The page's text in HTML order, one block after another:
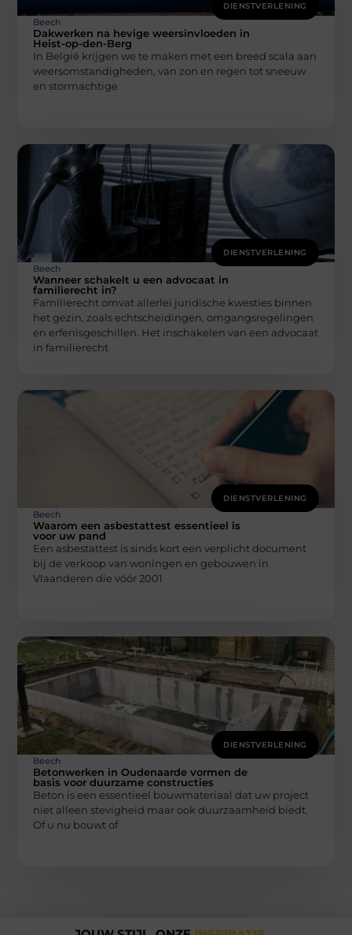
DIENSTVERLENING
Beech
Dakwerken na hevige weersinvloeden in
Heist-op-den-Berg
In België krijgen we te maken met een breed scala aan
weersomstandigheden, van zon en regen tot sneeuw
en stormachtige
DIENSTVERLENING
Beech
Wanneer schakelt u een advocaat in
familierecht in?
Familierecht omvat allerlei juridische kwesties binnen
het gezin, zoals echtscheidingen, omgangsregelingen
en erfenisgeschillen. Het inschakelen van een advocaat
in familierecht
DIENSTVERLENING
Beech
Waarom een asbestattest essentieel is
voor uw pand
Een asbestattest is sinds kort een verplicht document
bij de verkoop van woningen en gebouwen in
Vlaanderen die vóór 2001
DIENSTVERLENING
Beech
Betonwerken in Oudenaarde vormen de
basis voor duurzame constructies
Beton is een essentieel bouwmateriaal dat uw project
niet alleen stevigheid maar ook duurzaamheid biedt.
Of u nu bouwt of